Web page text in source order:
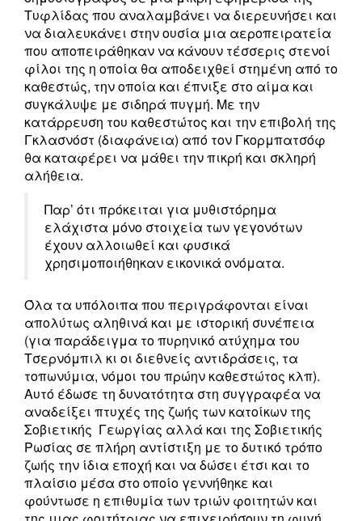
Τυφλίδας που αναλαμβάνει να διερευνήσει και
να διαλευκάνει στην ουσία μια αεροπειρατεία
που αποπειράθηκαν να κάνουν τέσσερις στενοί
φίλοι της η οποία θα αποδειχθεί στημένη από το
καθεστώς, την οποία και έπνιξε στο αίμα και
συγκάλυψε με σιδηρά πυγμή. Με την
κατάρρευση του καθεστώτος και την επιβολή της
Γκλασνόστ (διαφάνεια) από τον Γκορμπατσόφ
θα καταφέρει να μάθει την πικρή και σκληρή
αλήθεια.
Παρ’ ότι πρόκειται για μυθιστόρημα
ελάχιστα μόνο στοιχεία των γεγονότων
έχουν αλλοιωθεί και φυσικά
χρησιμοποιήθηκαν εικονικά ονόματα.
Όλα τα υπόλοιπα που περιγράφονται είναι
απολύτως αληθινά και με ιστορική συνέπεια
(για παράδειγμα το πυρηνικό ατύχημα του
Τσερνόμπιλ κι οι διεθνείς αντιδράσεις, τα
τοπωνύμια, νόμοι του πρώην καθεστώτος κλπ).
Αυτό έδωσε τη δυνατότητα στη συγγραφέα να
αναδείξει πτυχές της ζωής των κατοίκων της
Σοβιετικής Γεωργίας αλλά και της Σοβιετικής
Ρωσίας σε πλήρη αντίστιξη με το δυτικό τρόπο
ζωής την ίδια εποχή και να δώσει έτσι και το
πλαίσιο μέσα στο οποίο γεννήθηκε και
φούντωσε η επιθυμία των τριών φοιτητών και